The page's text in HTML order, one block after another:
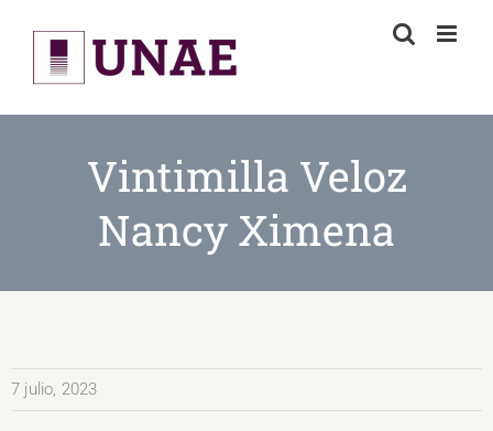
content
Vintimilla Veloz
Nancy Ximena
7 julio, 2023